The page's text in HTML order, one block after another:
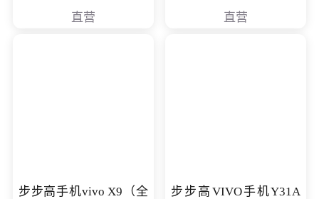
清入门级摄像机
直营 直营
步步高手机vivo X9（全
步步高VIVO手机Y31A